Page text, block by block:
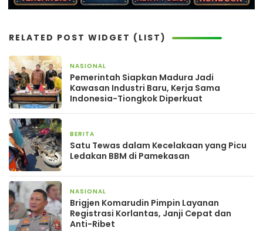
RELATED POST WIDGET (LIST)
NASIONAL
Pemerintah Siapkan Madura Jadi
Kawasan Industri Baru, Kerja Sama
Indonesia-Tiongkok Diperkuat
BERITA
Satu Tewas dalam Kecelakaan yang Picu
Ledakan BBM di Pamekasan
NASIONAL
Brigjen Komarudin Pimpin Layanan
Registrasi Korlantas, Janji Cepat dan
Anti-Ribet